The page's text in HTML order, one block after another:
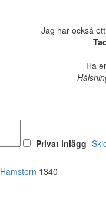
Jag har också
Ha
Privat inlägg
Hamstern 1340